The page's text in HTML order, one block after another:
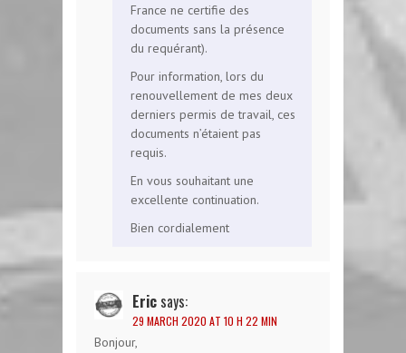
France ne certifie des
documents sans la présence
du requérant).
Pour information, lors du
renouvellement de mes deux
derniers permis de travail, ces
documents n’étaient pas
requis.
En vous souhaitant une
excellente continuation.
Bien cordialement
Eric says:
29 MARCH 2020 AT 10 H 22 MIN
Bonjour,